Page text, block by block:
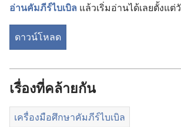
อ่าน​คัมภีร์​ไบเบิล แล้ว​เริ่ม​อ่าน​ได้​เลย​ตั้ง​แต่​
ดาวน์​โหลด
เรื่องที่คล้ายกัน
เครื่องมือศึกษาคัมภีร์ไบเบิล